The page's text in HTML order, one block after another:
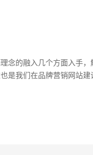
念的融入几个方面入手
是我们在品牌营销网站建